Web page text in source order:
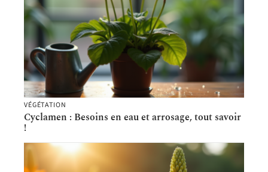
VÉGÉTATION
Cyclamen : Besoins en eau et arrosage, tout savoir
!